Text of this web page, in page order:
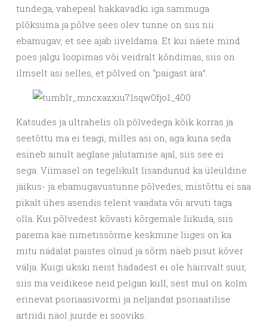
tundega, vahepeal hakkavadki iga sammuga
plõksuma ja põlve sees olev tunne on siis nii
ebamugav, et see ajab iiveldama. Et kui näete mind
poes jalgu loopimas või veidralt kõndimas, siis on
ilmselt asi selles, et põlved on “paigast ära”.
Katsudes ja ultrahelis oli põlvedega kõik korras ja
seetõttu ma ei teagi, milles asi on, aga kuna seda
esineb ainult aeglase jalutamise ajal, siis see ei
sega. Viimasel on tegelikult lisandunud ka üleüldine
jäikus- ja ebamugavustunne põlvedes, mistõttu ei saa
pikalt ühes asendis telerit vaadata või arvuti taga
olla. Kui põlvedest kõvasti kõrgemale liikuda, siis
parema käe nimetissõrme keskmine liiges on ka
mitu nädalat paistes olnud ja sõrm näeb pisut kõver
välja. Kuigi ükski neist hädadest ei ole häirivalt suur,
siis ma veidikese neid pelgan küll, sest mul on kolm
erinevat psoriaasivormi ja neljandat psoriaatilise
artriidi näol juurde ei sooviks.